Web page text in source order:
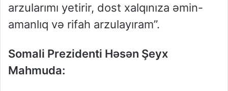
arzularımı yetirir, dost xalqınıza əmin-
amanlıq və rifah arzulayıram”.
Somali Prezidenti Həsən Şeyx
Mahmuda: